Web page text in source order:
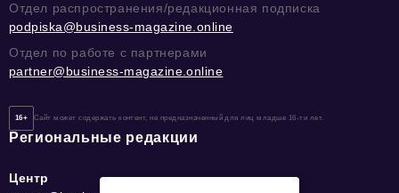
Отдел распространения/редакционная подписка
podpiska@business-magazine.online
Отдел по работе с партнерами
partner@business-magazine.online
16+ Сайт может содержать контент, не предназначенный для лиц младше 16-ти лет.
Региональные редакции
Центр